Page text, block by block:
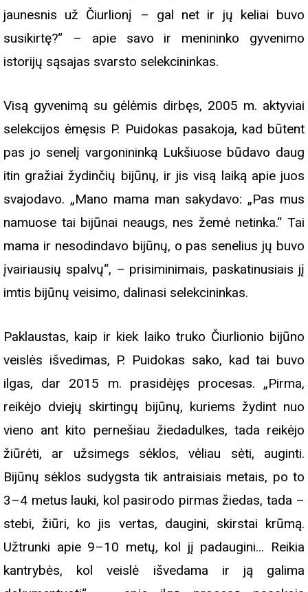
jaunesnis už Čiurlionį – gal net ir jų keliai buvo
susikirtę?“ – apie savo ir menininko gyvenimo
istorijų sąsajas svarsto selekcininkas.
Visą gyvenimą su gėlėmis dirbęs, 2005 m. aktyviai
selekcijos ėmęsis P. Puidokas pasakoja, kad būtent
pas jo senelį vargonininką Lukšiuose būdavo daug
itin gražiai žydinčių bijūnų, ir jis visą laiką apie juos
svajodavo. „Mano mama man sakydavo: „Pas mus
namuose tai bijūnai neaugs, nes žemė netinka.“ Tai
mama ir nesodindavo bijūnų, o pas senelius jų buvo
įvairiausių spalvų“, – prisiminimais, paskatinusiais jį
imtis bijūnų veisimo, dalinasi selekcininkas.
Paklaustas, kaip ir kiek laiko truko Čiurlionio bijūno
veislės išvedimas, P. Puidokas sako, kad tai buvo
ilgas, dar 2015 m. prasidėjęs procesas. „Pirma,
reikėjo dviejų skirtingų bijūnų, kuriems žydint nuo
vieno ant kito pernešiau žiedadulkes, tada reikėjo
žiūrėti, ar užsimegs sėklos, vėliau sėti, auginti.
Bijūnų sėklos sudygsta tik antraisiais metais, po to
3–4 metus lauki, kol pasirodo pirmas žiedas, tada –
stebi, žiūri, ko jis vertas, daugini, skirstai krūmą.
Užtrunki apie 9–10 metų, kol jį padaugini... Reikia
kantrybės, kol veislė išvedama ir ją galima